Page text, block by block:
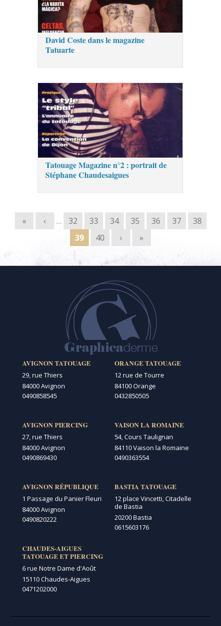
David Coste dans le magazine
Tatuarte
Tatouage Magazine n°2 : portrait de
Stéphane Chaudesaigues
Pages
« ‹ … 32 33 34 35 36 37
38
39
40 › »
AVIGNON TATOUAGE
29, rue Thiers
84000 Avignon
0490858545
AVIGNON PIERCING
27, rue Thiers
84000 Avignon
0490869430
AVIGNON RÉPUBLIQUE
1 Passage du Panier Fleuri
84000 Avignon
0490820222
CHAUDES-AIGUES
TATOUAGE ET PIERCING
6 rue Notre Dame d'Août
15110 Chaudes-Aigues
0471202000
ORANGE TATOUAGE
12 rue de Tourre
84100 Orange
0432850505
VAISON LA ROMAINE
54, Cours Taulignan
84110 Vaison la Romaine
0490363554
BASTIA TATOUAGE
12 place Vincetti, Citadelle
de Bastia
20200 Bastia
0615603176